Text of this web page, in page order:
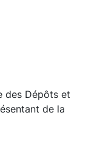
des Dépôts et
de la